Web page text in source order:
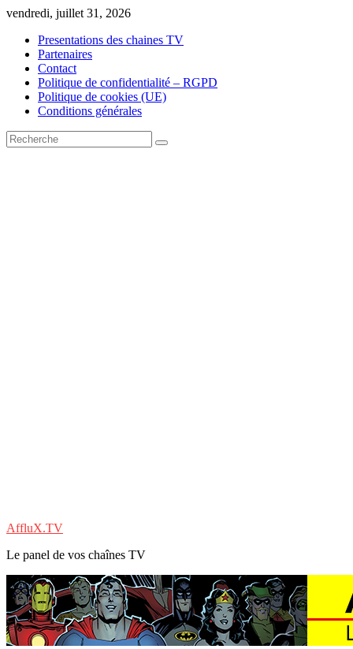
Skip
content
vendredi, juillet 31, 2026
Presentations des chaines TV
Partenaires
Contact
Politique de confidentialité – RGPD
Politique de cookies (UE)
Conditions générales
AffluX.TV
Le panel de vos chaînes TV